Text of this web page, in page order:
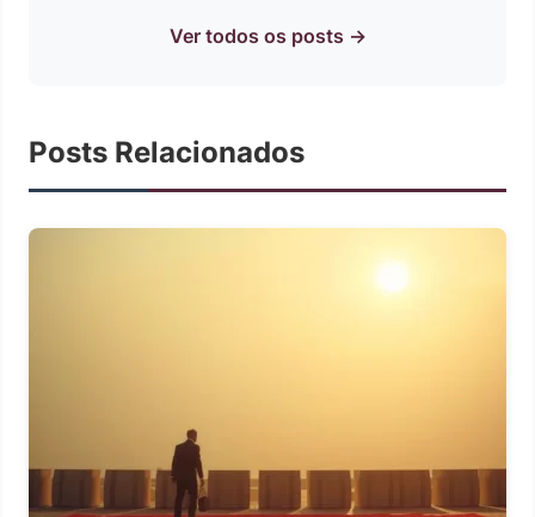
Ver todos os posts →
Posts Relacionados